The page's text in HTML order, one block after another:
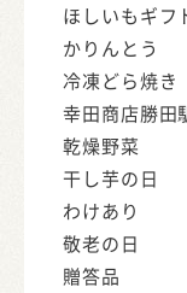
ほしいもギフ
かりんとう
冷凍どら焼き
幸田商店勝田
乾燥野菜
干し芋の日
わけあり
敬老の日
贈答品